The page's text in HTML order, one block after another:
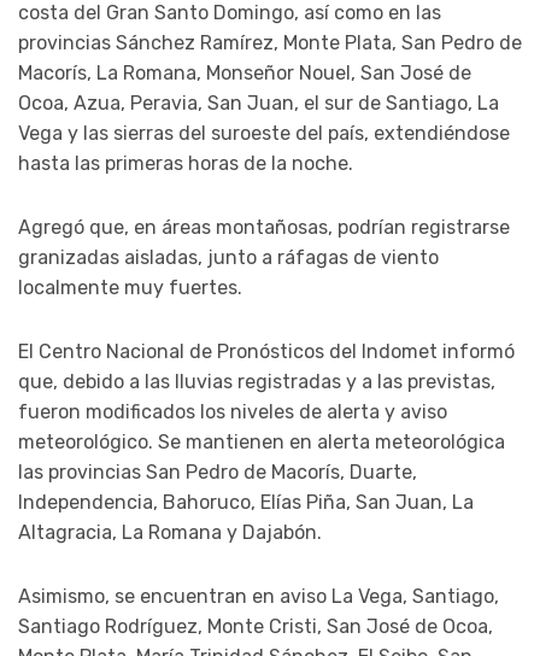
costa del Gran Santo Domingo, así como en las
provincias Sánchez Ramírez, Monte Plata, San Pedro de
Macorís, La Romana, Monseñor Nouel, San José de
Ocoa, Azua, Peravia, San Juan, el sur de Santiago, La
Vega y las sierras del suroeste del país, extendiéndose
hasta las primeras horas de la noche.
Agregó que, en áreas montañosas, podrían registrarse
granizadas aisladas, junto a ráfagas de viento
localmente muy fuertes.
El Centro Nacional de Pronósticos del Indomet informó
que, debido a las lluvias registradas y a las previstas,
fueron modificados los niveles de alerta y aviso
meteorológico. Se mantienen en alerta meteorológica
las provincias San Pedro de Macorís, Duarte,
Independencia, Bahoruco, Elías Piña, San Juan, La
Altagracia, La Romana y Dajabón.
Asimismo, se encuentran en aviso La Vega, Santiago,
Santiago Rodríguez, Monte Cristi, San José de Ocoa,